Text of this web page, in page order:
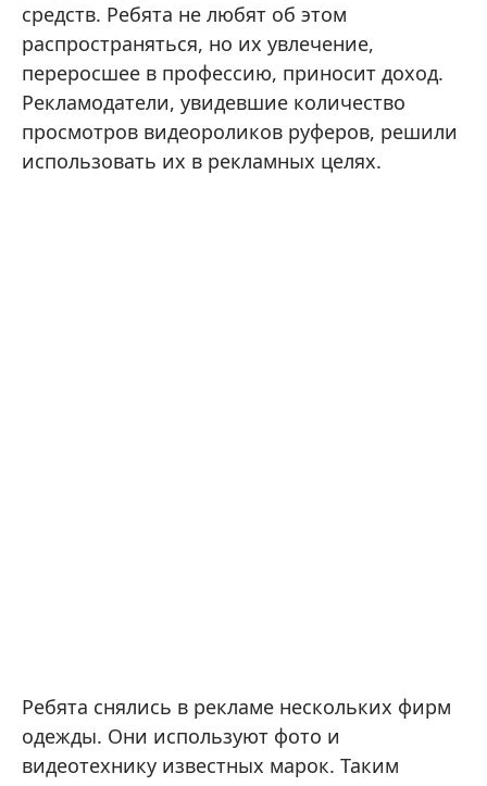
средств. Ребята не любят об этом
распространяться, но их увлечение,
переросшее в профессию, приносит доход.
Рекламодатели, увидевшие количество
просмотров видеороликов руферов, решили
использовать их в рекламных целях.
Ребята снялись в рекламе нескольких фирм
одежды. Они используют фото и
видеотехнику известных марок. Таким